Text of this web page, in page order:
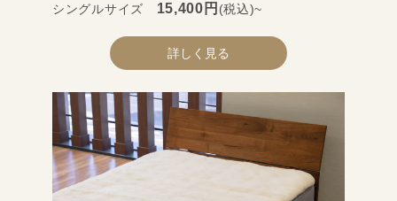
シングルサイズ 15,400円 (税込)~
詳しく見る